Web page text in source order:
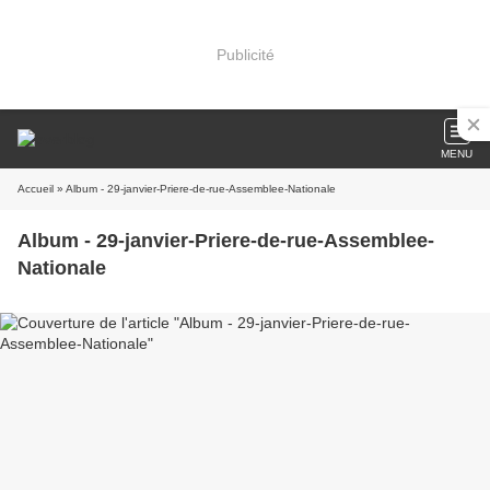
Publicité
MENU
Accueil » Album - 29-janvier-Priere-de-rue-Assemblee-Nationale
Album - 29-janvier-Priere-de-rue-Assemblee-
Nationale